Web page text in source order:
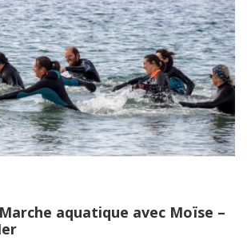
aquatique avec Moïse –